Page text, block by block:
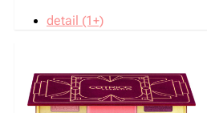
detail (1+)